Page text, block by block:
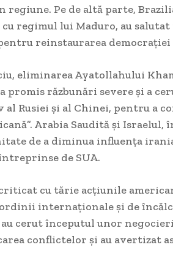
Pe de altă parte,
regimul lui Maduro, au
reinstaurarea democrației
eliminarea Ayatollahului
promis răzbunări severe și a
Rusiei și al Chinei, pentru a
Arabia Saudită și Israelul,
de a diminua influența
de SUA.
criticat cu tărie acțiunile
internaționale și de
au cerut începutul unor
conflictelor și au avertizat